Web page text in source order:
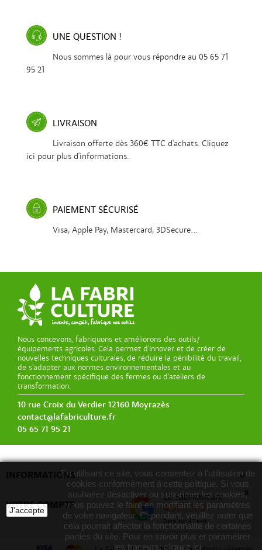
UNE QUESTION !
Nous sommes là pour vous répondre au 05 65 71
95 21
LIVRAISON
Livraison offerte dès 360€ TTC d'achats. Cliquez
ici pour plus d'informations.
PAIEMENT SÉCURISÉ
Visa, Apple Pay, Mastercard, 3DSecure...
Nous concevons, fabriquons et améliorons des outils/
équipements agricoles. Cela permet d’innover et de créer de
nouvelles techniques culturales, de réduire la pénibilité du travail,
de s’adapter aux normes environnementales et au
fonctionnement spécifique des fermes ou d’ateliers de
transformation.
10 rue Croix du Verdier 12160 Moyrazès
contact@lafabriculture.fr
05 65 71 95 21
INFORMATIONS 
VOTRE COMPTE 
J'accepte
En utilisant ce site, vous consentez à l'utilisation de
cookies conformément à cette politique. Si vous
souhaitez désactiver ou supprimer les cookies,
vous pouvez le faire en modifiant les paramètres
de votre navigateur. Cependant, veuillez noter que
cela pourrait affecter la fonctionnalité de certaines
parties du site. Pour en savoir plus et paramétrer
les traceurs: cliquez ici
La Fabriculture
4.9
Basé sur47 avis
x